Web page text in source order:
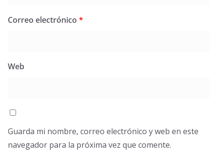
Correo electrónico *
Web
Guarda mi nombre, correo electrónico y web en este
navegador para la próxima vez que comente.